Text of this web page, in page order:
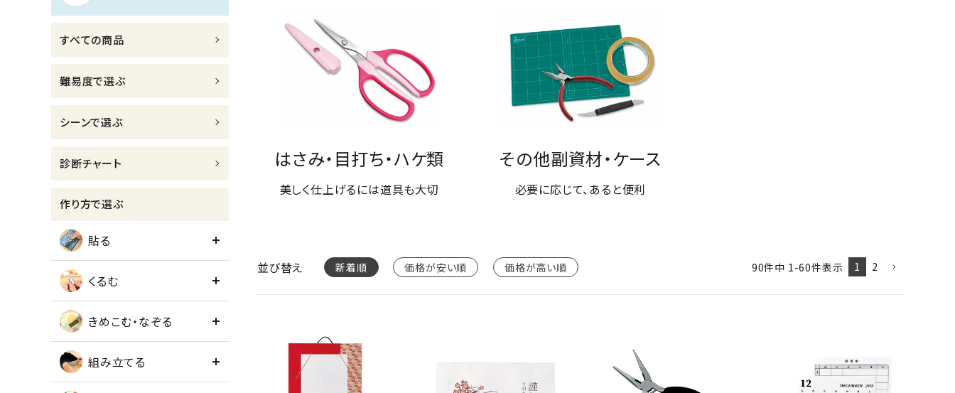
デイサービス／
お問い合わせ
ACCOUNT MENU
ログイン person
すべての商品
難易度で選ぶ
シーンで選ぶ
診断チャート
作り方で選ぶ
貼る
くるむ
きめこむ・なぞる
組み立てる
はさみ・目打ち・ハケ類
美しく仕上げるには道具も大切
その他副資材・ケース
必要に応じて、あると便利
並び替え 新着順 価格が安い順 価格が高い順 90件中 1-60件表示 1 2